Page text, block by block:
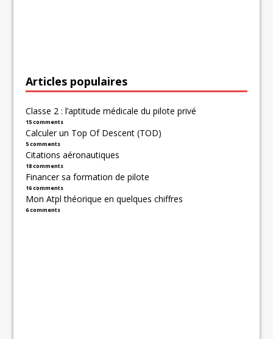
Articles populaires
Classe 2 : l’aptitude médicale du pilote privé
15 comments
Calculer un Top Of Descent (TOD)
5 comments
Citations aéronautiques
18 comments
Financer sa formation de pilote
16 comments
Mon Atpl théorique en quelques chiffres
6 comments